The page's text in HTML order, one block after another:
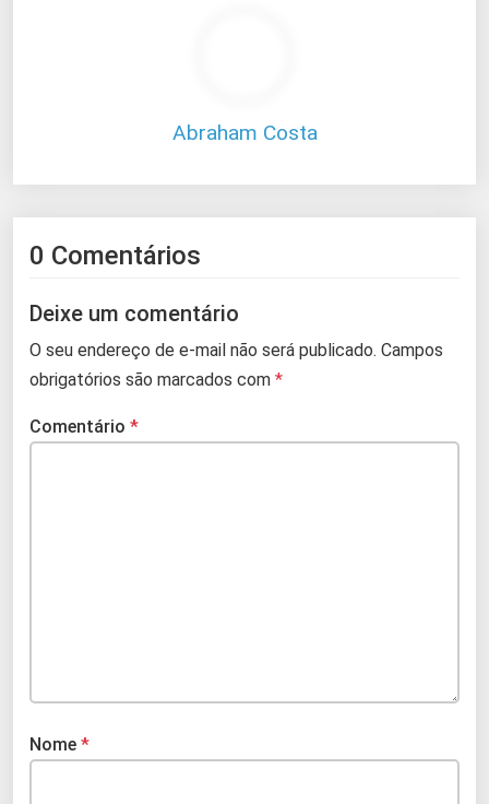
Abraham Costa
0 Comentários
Deixe um comentário
O seu endereço de e-mail não será publicado. Campos
obrigatórios são marcados com *
Comentário *
Nome *